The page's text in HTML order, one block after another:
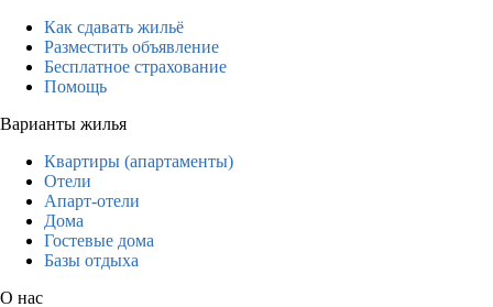
Как сдавать жильё
Разместить объявление
Бесплатное страхование
Помощь
Варианты жилья
Квартиры (апартаменты)
Отели
Апарт-отели
Дома
Гостевые дома
Базы отдыха
О нас